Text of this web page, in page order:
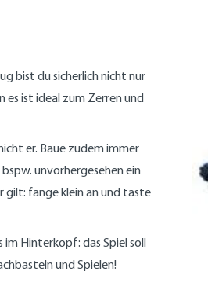
bist du sicherlich nicht nur
es ist ideal zum Zerren und
er. Baue zudem immer
unvorhergesehen ein
gilt: fange klein an und taste
Hinterkopf: das Spiel soll
und Spielen!